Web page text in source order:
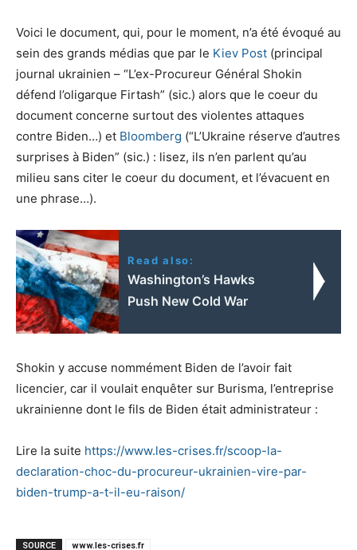
Voici le document, qui, pour le moment, n’a été évoqué au
sein des grands médias que par le Kiev Post (principal
journal ukrainien – “L’ex-Procureur Général Shokin
défend l’oligarque Firtash” (sic.) alors que le coeur du
document concerne surtout des violentes attaques
contre Biden…) et Bloomberg (“L’Ukraine réserve d’autres
surprises à Biden” (sic.) : lisez, ils n’en parlent qu’au
milieu sans citer le coeur du document, et l’évacuent en
une phrase…).
Read also:
Washington’s Hawks
Push New Cold War
Shokin y accuse nommément Biden de l’avoir fait
licencier, car il voulait enquêter sur Burisma, l’entreprise
ukrainienne dont le fils de Biden était administrateur :
Lire la suite https://www.les-crises.fr/scoop-la-
declaration-choc-du-procureur-ukrainien-vire-par-
biden-trump-a-t-il-eu-raison/
SOURCE www.les-crises.fr